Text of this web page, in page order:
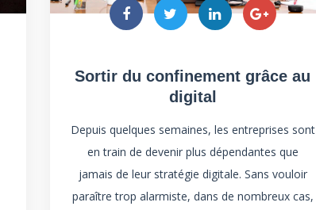
Sortir du confinement grâce au
digital
Depuis quelques semaines, les entreprises sont
en train de devenir plus dépendantes que
jamais de leur stratégie digitale. Sans vouloir
paraître trop alarmiste, dans de nombreux cas,